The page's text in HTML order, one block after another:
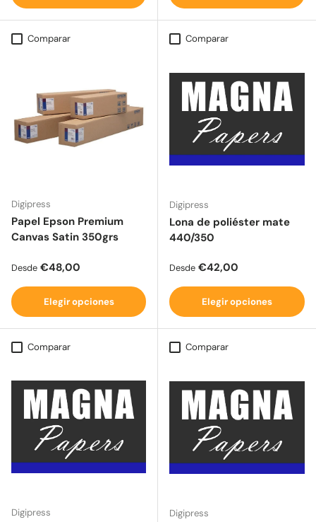
Comparar
Digipress
Papel Epson Premium
Canvas Satin 350grs
Precio normal
Desde €48,00
Elegir opciones
Comparar
Digipress
Lona de poliéster mate
440/350
Precio normal
Desde €42,00
Elegir opciones
Comparar
Digipress
Comparar
Digipress